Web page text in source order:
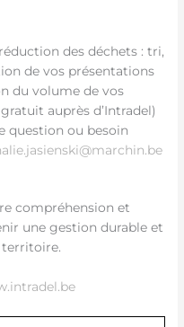
des déchets : tri,
de vos présentations
du volume de vos
auprès d’Intradel)
question ou besoin
compréhension et
une gestion durable et
territoire.